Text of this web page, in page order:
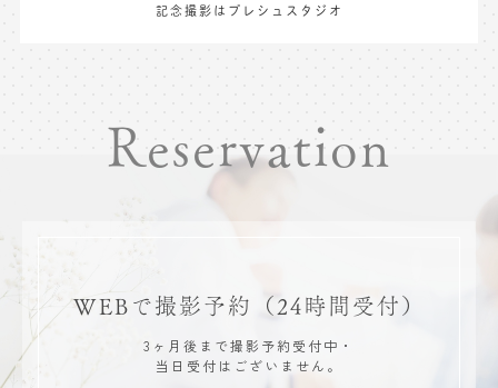
記念撮影はプレシュスタジオ
Reservation
WEBで撮影予約 （24時間受付）
3ヶ月後まで撮影予約受付中・
当日受付はございません。